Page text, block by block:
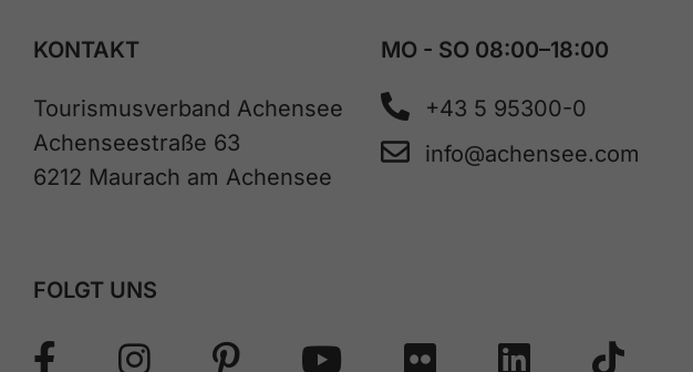
KONTAKT
Tourismusverband Achensee
Achenseestraße 63
6212 Maurach am Achensee
MO - SO 08:00–18:00
+43 5 95300-0
info@achensee.com
FOLGT UNS